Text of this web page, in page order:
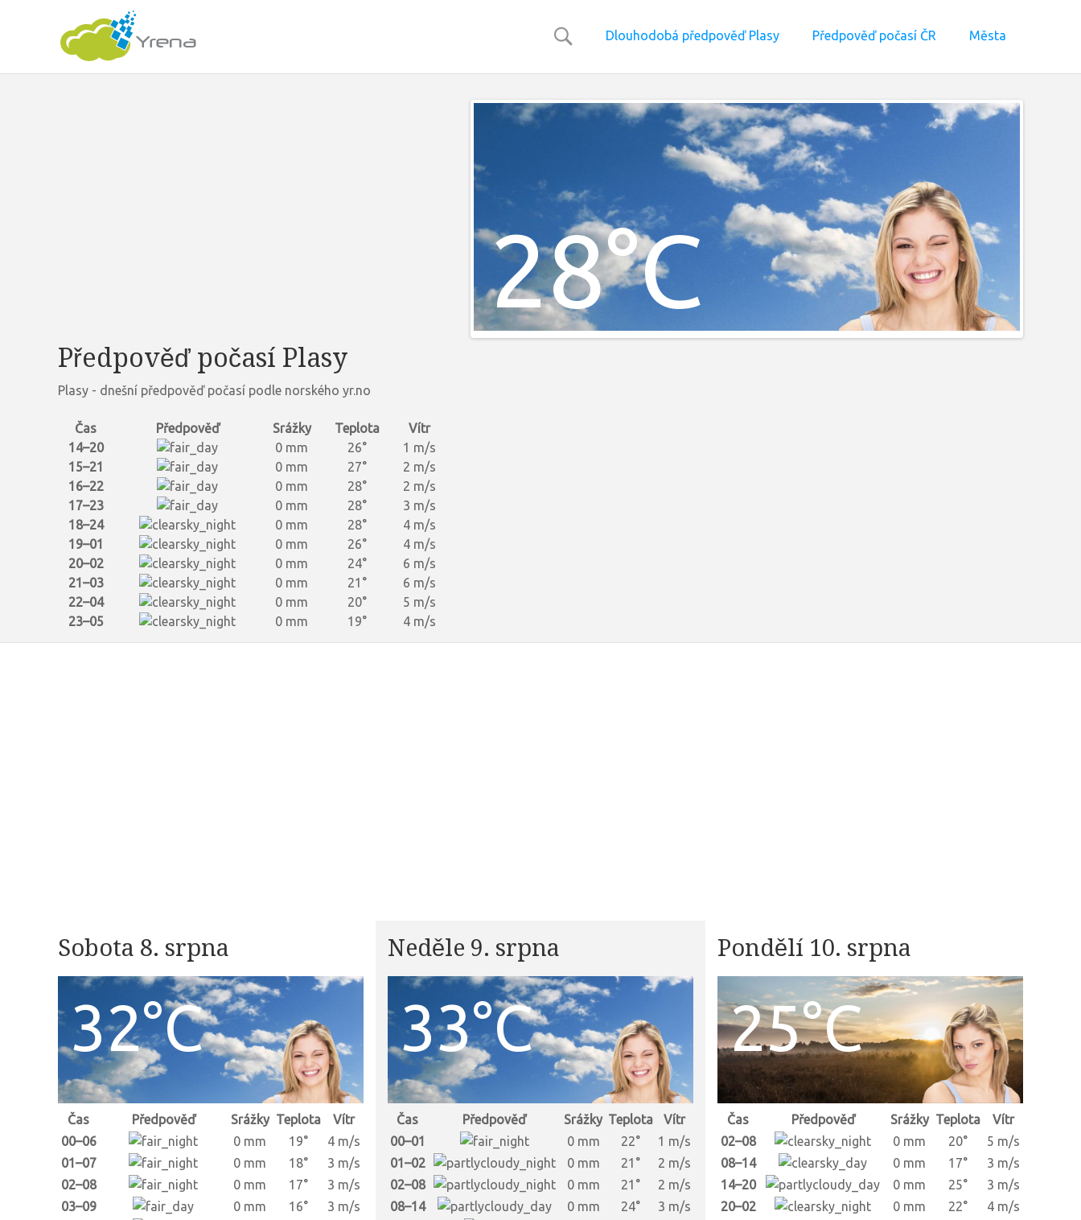
Dlouhodobá předpověď Plasy Předpověď počasí ČR Města
Předpověď počasí Plasy
Plasy - dnešní předpověď počasí podle norského yr.no
Čas Předpověď Srážky Teplota
Vítr
14–20
0 mm 26°
1 m/s
15–21
0 mm 27°
2 m/s
16–22
0 mm 28°
2 m/s
17–23
0 mm 28°
3 m/s
18–24
0 mm 28°
4 m/s
19–01
0 mm 26°
4 m/s
20–02
0 mm 24°
6 m/s
21–03
0 mm 21°
6 m/s
22–04
0 mm 20°
5 m/s
23–05
0 mm 19° 4 m/s
28°C
Sobota 8. srpna
32°C
Čas Předpověď Srážky Teplota
Vítr
00–06
0 mm 19°
4 m/s
01–07
0 mm 18°
3 m/s
02–08
0 mm 17°
3 m/s
03–09
0 mm 16°
3 m/s
Neděle 9. srpna
33°C
Čas Předpověď Srážky Teplota
Vítr
00–01
0 mm 22°
1 m/s
01–02
0 mm 21°
2 m/s
02–08
0 mm 21°
2 m/s
08–14
0 mm 24°
3 m/s
Pondělí 10. srpna
25°C
Čas Předpověď Srážky Teplota
Vítr
02–08
0 mm 20°
5 m/s
08–14
0 mm 17°
3 m/s
14–20
0 mm 25°
3 m/s
20–02
0 mm 22° 4 m/s